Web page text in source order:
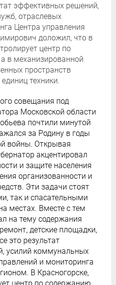
эффективных решений,
отраслевых
Центра управления
доложил, что в
центр по
в механизированной
пространств
техники.
совещания под
Московской области
почтили минутой
за Родину в годы
войны. Открывая
акцентировал
и защите населения
организованности и
Эти задачи стоят
так и спасательными
местах. Вместе с тем
на тему содержания
детские площадки,
это результат
усилий коммунальных
и мониторинга
В Красногорске,